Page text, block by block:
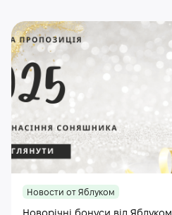
Новости от Яблуком